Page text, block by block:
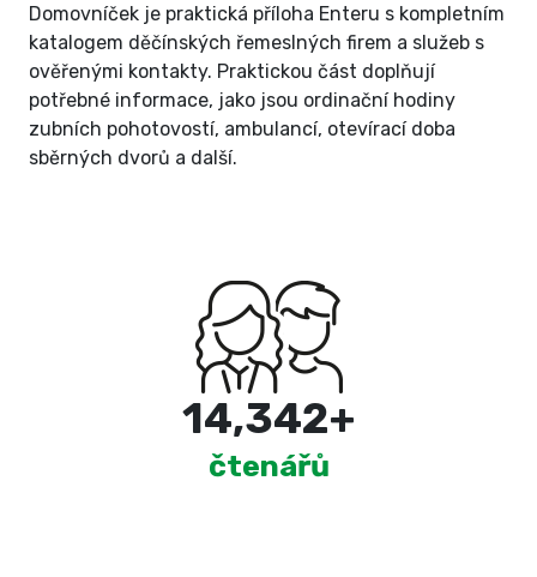
Domovníček je praktická příloha Enteru s kompletním
katalogem děčínských řemeslných firem a služeb s
ověřenými kontakty. Praktickou část doplňují
potřebné informace, jako jsou ordinační hodiny
zubních pohotovostí, ambulancí, otevírací doba
sběrných dvorů a další.
15,000+
čtenářů